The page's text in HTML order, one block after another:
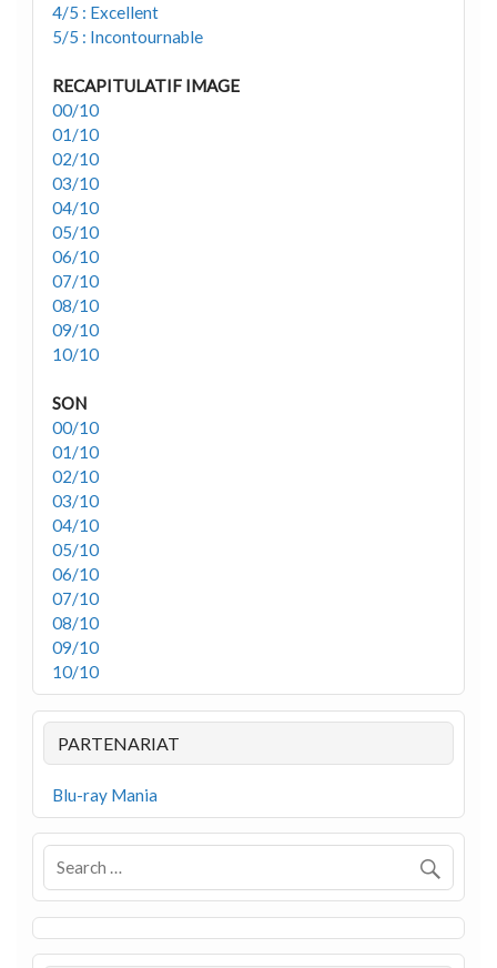
4/5 : Excellent
5/5 : Incontournable
RECAPITULATIF IMAGE
00/10
01/10
02/10
03/10
04/10
05/10
06/10
07/10
08/10
09/10
10/10
SON
00/10
01/10
02/10
03/10
04/10
05/10
06/10
07/10
08/10
09/10
10/10
PARTENARIAT
Blu-ray Mania